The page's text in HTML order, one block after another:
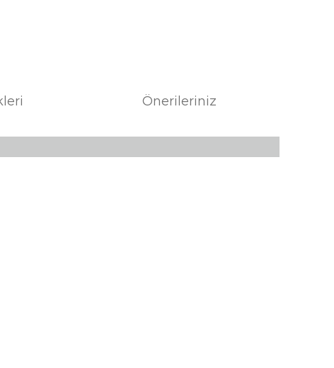
Önerileriniz